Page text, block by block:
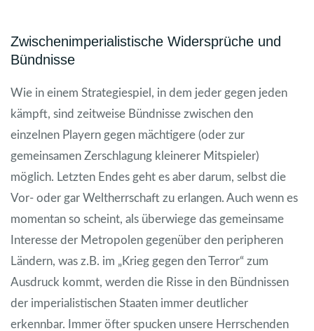
Zwischenimperialistische Widersprüche und
Bündnisse
Wie in einem Strategiespiel, in dem jeder gegen jeden
kämpft, sind zeitweise Bündnisse zwischen den
einzelnen Playern gegen mächtigere (oder zur
gemeinsamen Zerschlagung kleinerer Mitspieler)
möglich. Letzten Endes geht es aber darum, selbst die
Vor- oder gar Weltherrschaft zu erlangen. Auch wenn es
momentan so scheint, als überwiege das gemeinsame
Interesse der Metropolen gegenüber den peripheren
Ländern, was z.B. im „Krieg gegen den Terror“ zum
Ausdruck kommt, werden die Risse in den Bündnissen
der imperialistischen Staaten immer deutlicher
erkennbar. Immer öfter spucken unsere Herrschenden